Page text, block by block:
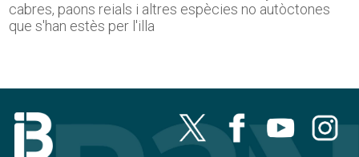
cabres, paons reials i altres espècies no autòctones
que s'han estès per l'illa